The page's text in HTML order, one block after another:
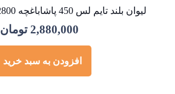
لیوان بلند تایم لس 450 پاشاباغچه 52800 چهار عددی ایلا
2,880,000 تومان
افزودن به سبد خرید